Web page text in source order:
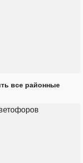
все районные